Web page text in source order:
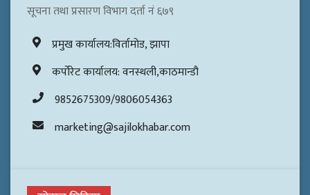
सूचना तथा प्रसारण विभाग दर्ता नं ६७९
प्रमुख कार्यालय:विर्तामोड, झापा
कर्पोरेट कार्यालय: वनस्थली,काठमान्डौ
9852675309/9806054363
marketing@sajilokhabar.com